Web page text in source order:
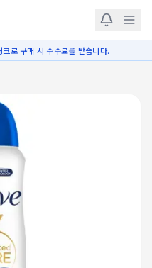
로 구매 시 수수료를 받습니다.